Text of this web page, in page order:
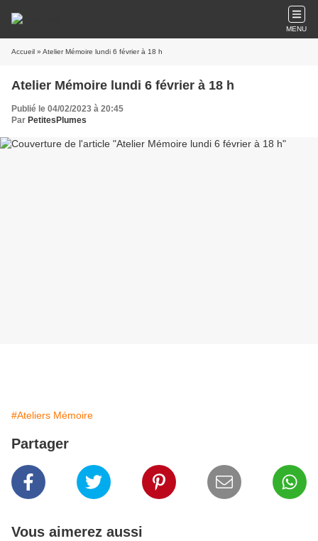
MENU
Accueil » Atelier Mémoire lundi 6 février à 18 h
Atelier Mémoire lundi 6 février à 18 h
Publié le 04/02/2023 à 20:45
Par PetitesPlumes
#Ateliers Mémoire
Partager
Vous aimerez aussi